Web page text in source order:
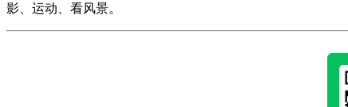
影、运动、看风景。